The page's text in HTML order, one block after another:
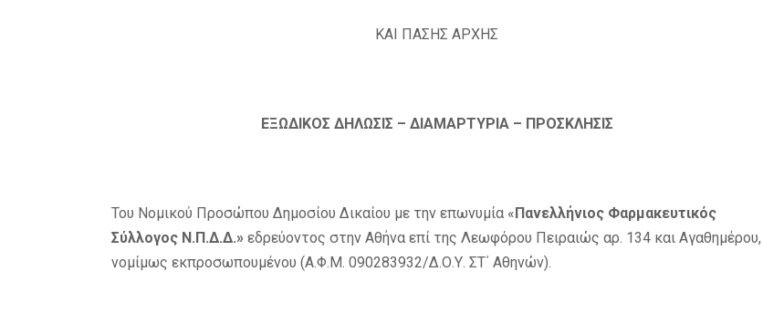
ΚΑΙ ΠΑΣΗΣ ΑΡΧΗΣ
ΕΞΩΔΙΚΟΣ ΔΗΛΩΣΙΣ – ΔΙΑΜΑΡΤΥΡΙΑ – ΠΡΟΣΚΛΗΣΙΣ
Του Νομικού Προσώπου Δημοσίου Δικαίου με την επωνυμία « Πανελλήνιος Φαρμακευτικός
Σύλλογος Ν.Π.Δ.Δ.» εδρεύοντος στην Αθήνα επί της Λεωφόρου Πειραιώς αρ. 134 και Αγαθημέρου,
νομίμως εκπροσωπουμένου (Α.Φ.Μ. 090283932/Δ.Ο.Υ. ΣΤ΄ Αθηνών).